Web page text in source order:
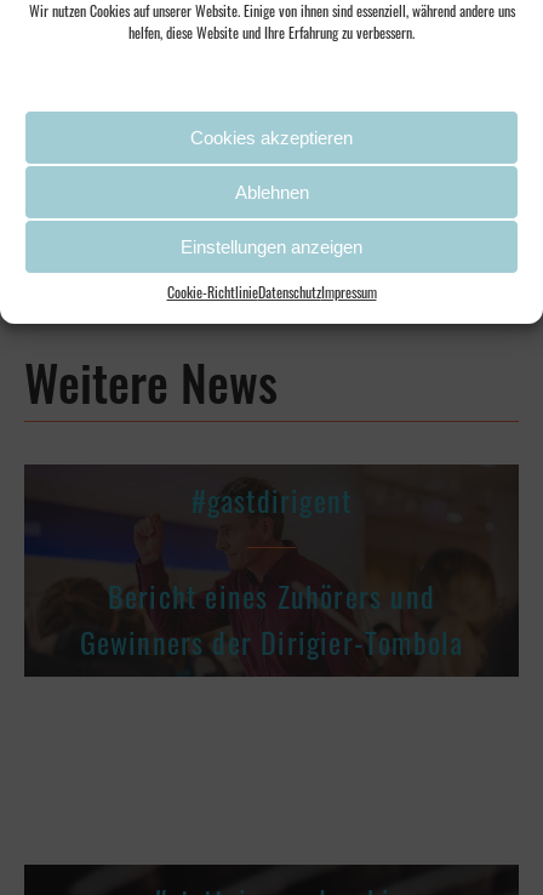
Wir nutzen Cookies auf unserer Website. Einige von ihnen sind essenziell, während andere uns
helfen, diese Website und Ihre Erfahrung zu verbessern.
Cookies akzeptieren
Ablehnen
Einstellungen anzeigen
Cookie-RichtlinieDatenschutzImpressum
Musiklieferdienst KiTa
Musiklieferdienst KiTa
Livemusik zum Mitmachen für
3 bis 6 Jährige
MEHR ERFAHREN
Weitere News
#gastdirigent
Bericht eines Zuhörers und
Gewinners der Dirigier-Tombola